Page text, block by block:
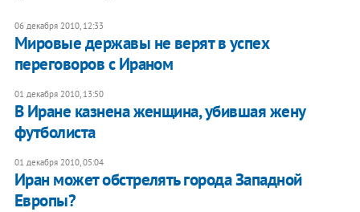
06 декабря 2010, 12:33
Мировые державы не верят в успех
переговоров с Ираном
01 декабря 2010, 13:50
В Иране казнена женщина, убившая жену
футболиста
01 декабря 2010, 05:04
Иран может обстрелять города Западной
Европы?